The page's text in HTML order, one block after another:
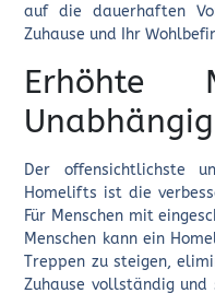
auf die dauerhaften
Zuhause und Ihr
Erhöhte
Der offensichtlichste
Homelifts ist die
Für Menschen mit
Menschen kann ein
Treppen zu steigen,
Zuhause vollständig